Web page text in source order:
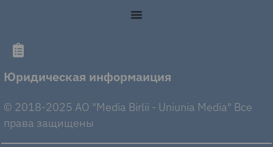
Юридическая информаиция
© 2018-2025 AO "Media Birlii - Uniunia Media" Все
права защищены